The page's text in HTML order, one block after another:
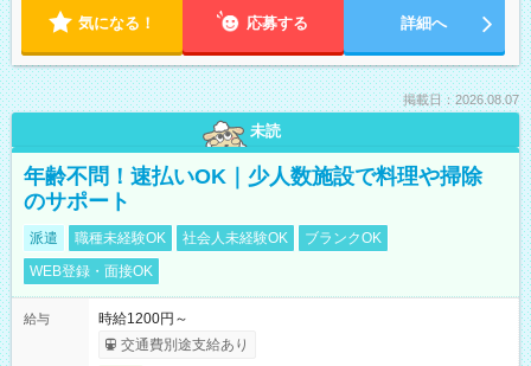
気になる！ 応募する 詳細へ
掲載日：2026.08.07
未読
年齢不問！速払いOK｜少人数施設で料理や掃除
のサポート
派遣 職種未経験OK 社会人未経験OK
ブランクOK
WEB登録・面接OK
給与
時給1200円～
交通費別途支給あり